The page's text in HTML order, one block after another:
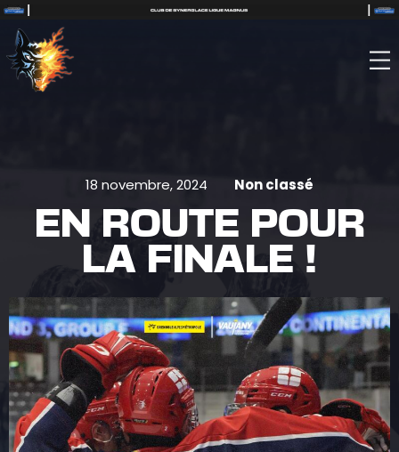
18 novembre, 2024 Non classé
EN ROUTE POUR
LA FINALE !